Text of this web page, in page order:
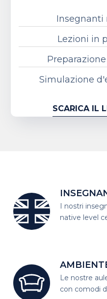
Insegnanti
Lezioni in
Simulazione
SCARICA IL
I nostri
native level
Le nostre
con comodi